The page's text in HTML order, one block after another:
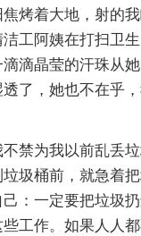
烤着大地，射的
工阿姨在打扫卫
滴晶莹的汗珠从
了，她也不在乎
为我以前乱丢垃
圾桶前，就急着
：一定要把垃圾
工作。如果人人